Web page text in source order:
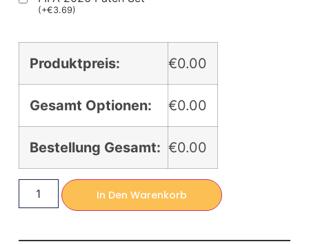
(+€3.69)
Produktpreis: €0.00
Gesamt Optionen: €0.00
Bestellung Gesamt: €0.00
In Den Warenkorb